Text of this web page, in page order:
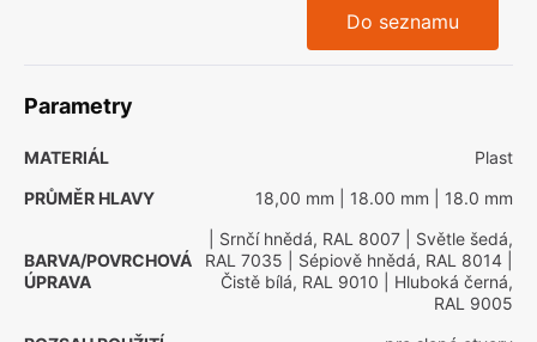
Do seznamu
Parametry
MATERIÁL
Plast
PRŮMĚR HLAVY
18,00 mm | 18.00 mm | 18.0 mm
BARVA/POVRCHOVÁ
ÚPRAVA
| Srnčí hnědá, RAL 8007 | Světle šedá,
RAL 7035 | Sépiově hnědá, RAL 8014
Čistě bílá, RAL 9010 | Hluboká černá,
RAL 9005